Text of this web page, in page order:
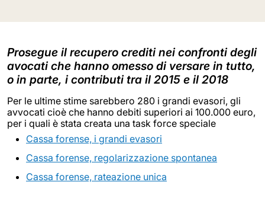
Prosegue il recupero crediti nei confronti degli
avocati che hanno omesso di versare in tutto,
o in parte, i contributi tra il 2015 e il 2018
Per le ultime stime sarebbero 280 i grandi evasori, gli
avvocati cioè che hanno debiti superiori ai 100.000 euro,
per i quali è stata creata una task force speciale
Cassa forense, i grandi evasori
Cassa forense, regolarizzazione spontanea
Cassa forense, rateazione unica